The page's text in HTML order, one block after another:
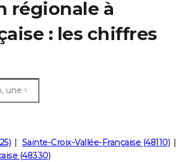
régionale à
: les chiffres
Sainte-Croix-Vallée-Française (48110)
(48330)